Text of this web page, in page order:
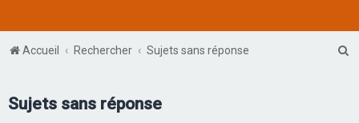
Accueil Rechercher Sujets sans réponse
Sujets sans réponse